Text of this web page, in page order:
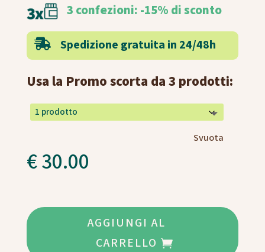
3 confezioni: -15% di sconto
 Spedizione gratuita in 24/48h
Usa la Promo scorta da 3 prodotti:
Svuota
€30.00
AGGIUNGI AL
CARRELLO